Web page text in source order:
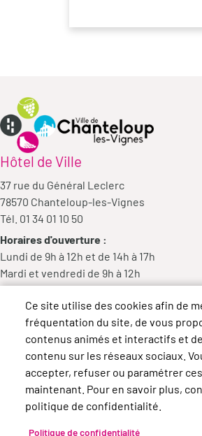
Hôtel de Ville
37 rue du Général Leclerc
78570 Chanteloup-les-Vignes
Tél. 01 34 01 10 50
Horaires d'ouverture :
Lundi de 9h à 12h et de 14h à 17h
Mardi et vendredi de 9h à 12h
Mercredi de 9h à 12h et de 14h à 18h
Jeudi de 14h à 17h
Ce site utilise des cookies afin de
fréquentation du site, de vous
contenus animés et interactifs et
contenu sur les réseaux sociaux.
accepter, refuser ou paramétrer
maintenant. Pour en savoir plus,
politique de confidentialité.
Politique de confidentialité